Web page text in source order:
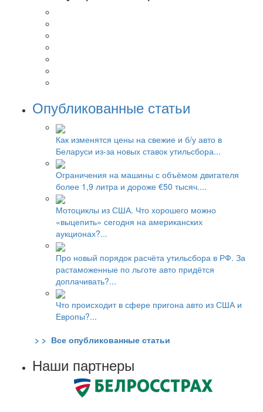
Опубликованные статьи
Как изменятся цены на свежие и б/у авто в
Беларуси из-за новых ставок утильсбора...
Ограничения на машины с объёмом двигателя
более 1,9 литра и дороже €50 тысяч....
Мотоциклы из США. Что хорошего можно
«выцепить» сегодня на американских
аукционах?...
Про новый порядок расчёта утильсбора в РФ. За
растаможенные по льготе авто придётся
доплачивать?...
Что происходит в сфере пригона авто из США и
Европы?...
> > Все опубликованные статьи
Наши партнеры